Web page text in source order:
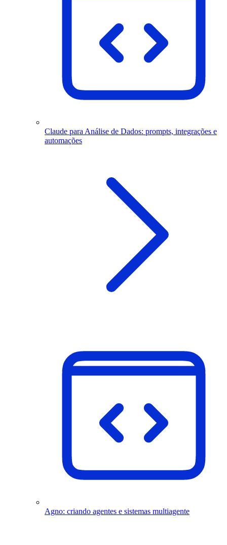
Claude para Análise de Dados: prompts, integrações e
automações
Agno: criando agentes e sistemas multiagente